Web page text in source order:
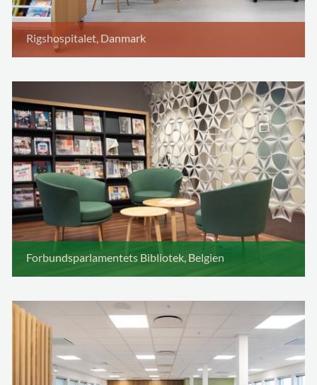
Rigshospitalet, Danmark
Forbundsparlamentets Bibliotek, Belgien